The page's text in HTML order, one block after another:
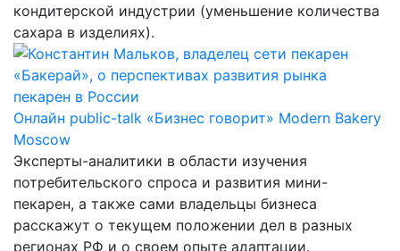
кондитерской индустрии (уменьшение количества
сахара в изделиях).
Онлайн public-talk «Бизнес говорит» Modern Bakery
Moscow
Эксперты-аналитики в области изучения
потребительского спроса и развития мини-
пекарен, а также сами владельцы бизнеса
расскажут о текущем положении дел в разных
регионах РФ и о своем опыте адаптации.